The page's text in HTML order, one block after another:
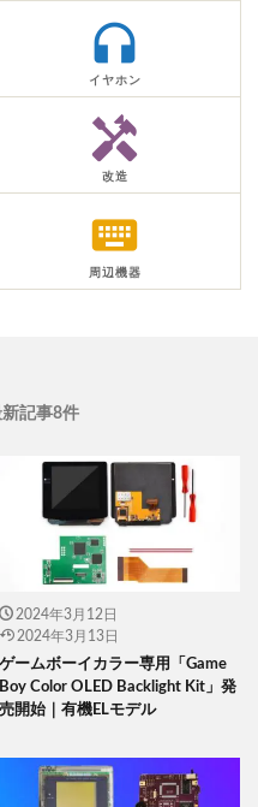
headphones
イヤホン
handyman
改造
keyboard
周辺機器
記事8件
2024年3月12日
2024年3月13日
ゲームボーイカラー専用「Game
Boy Color OLED Backlight Kit」発
売開始｜有機ELモデル